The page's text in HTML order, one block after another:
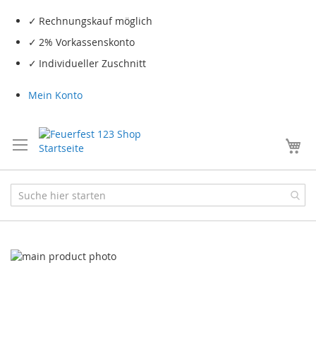
Rechnungskauf möglich
2% Vorkassenskonto
Individueller Zuschnitt
Mein Konto
Skip